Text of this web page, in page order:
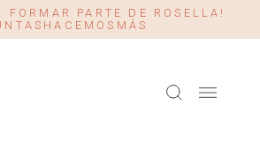
FORMAR PARTE DE ROSELLA!